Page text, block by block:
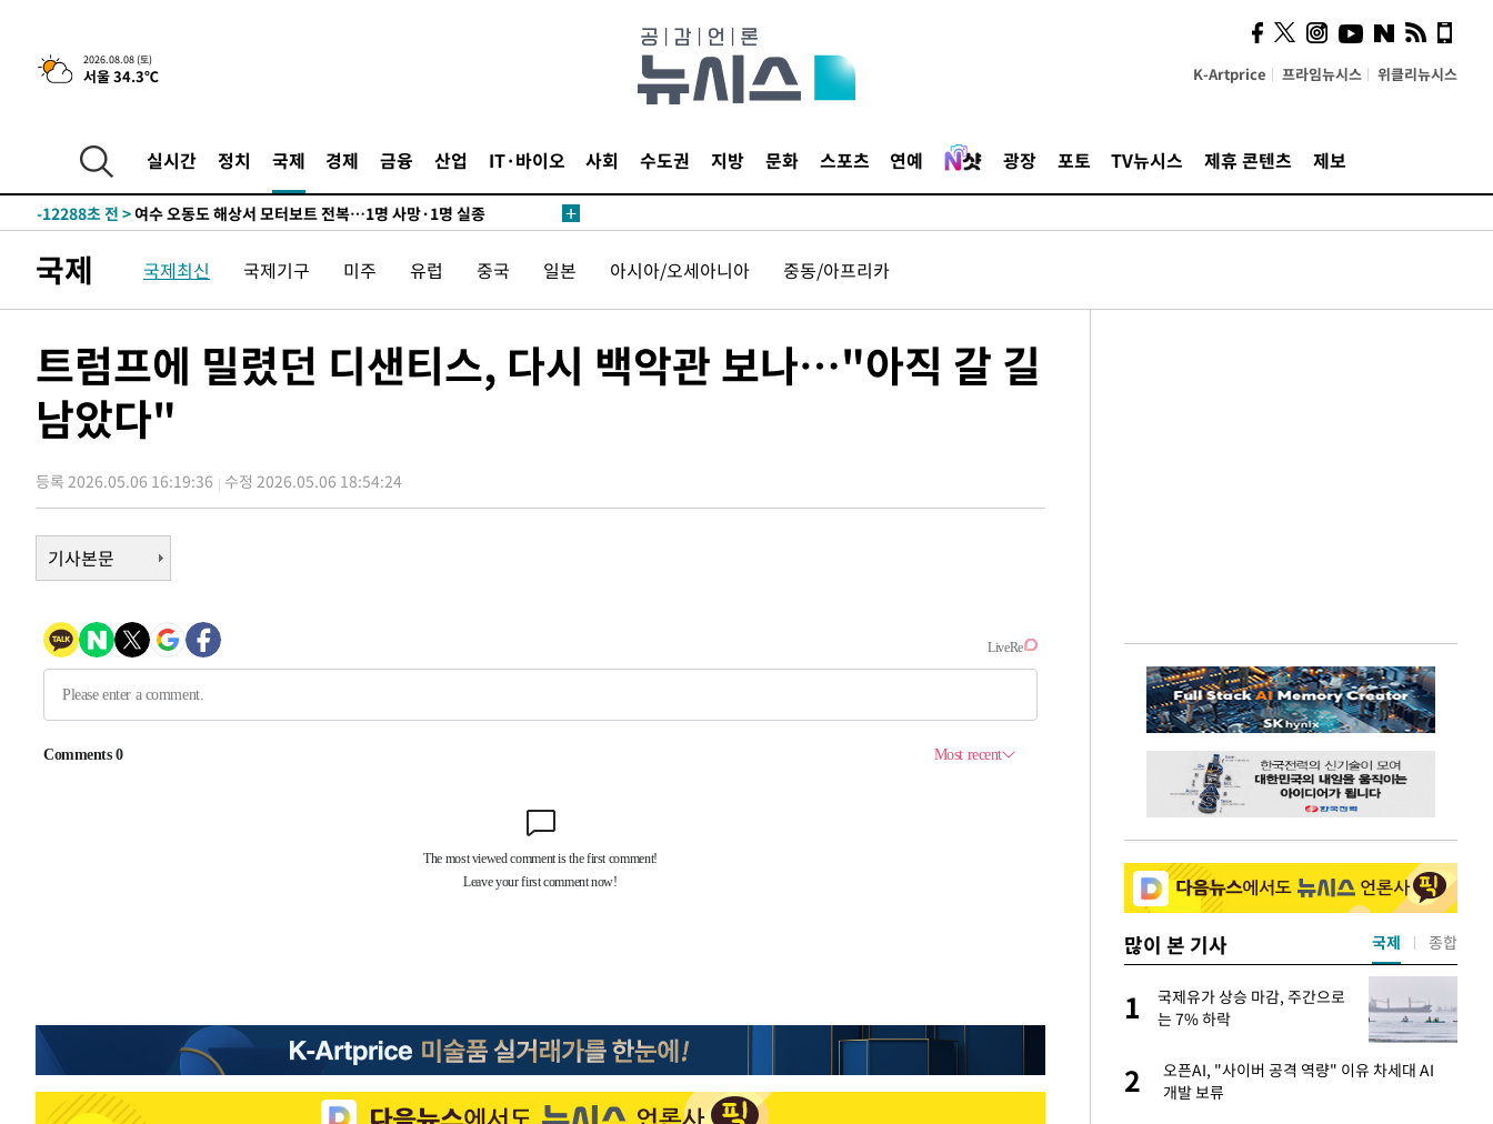
2026.08.08 (토)
서울 34.3℃ K-Artprice 프라임뉴시스 위클리뉴시스
실시간 정치 국제 경제 금융 산업 IT·바이오 사회 수도권 지방 문화 스포츠 연예 광장 포토 TV뉴시스 제휴 콘텐츠 제보
-21561초 전 >강릉에 시간당 81.4㎜ 물폭탄…도로 잠기고 담벼락 붕괴
-17668초 전 >
-12912초 전 >
남자 농구, 나고야 아시안게임서 '홈팀' 일본과 한일전
-12288초 전 >
여수 오동도 해상서 모터보트 전복…1명 사망·1명 실종
-8515초 전 > 극한폭염 한풀 꺾이지만…'낮 최고 35도' 무더위, 열대야 계속[다음
-4050초 전 >
[속보]'압수수색·성접대 논란' 축구협회 "실망과 걱정 안겨드려 죄
송"
2시간 전 >'최고 37도' 폭염 지속…강원동해안 최대 150㎜ 비
-29615초 전 >낮 최고 35도 '무더위'…동해안 시간당 30㎜ '강한 비'[내일날씨]
-28885초 전 >[속보]이강인 "감독님이 원하는 마음 느꼈고, 많은 트로피 원해 아
틀레티코 이적"
-28667초 전 >수도권 40도 육박 '펄펄'…동해안 일부 지역엔 호의주의보
-21581초 전 >
강릉에 시간당 81.4㎜ 물폭탄…도로 잠기고 담벼락 붕괴
-15398초 전 > 선재도서 해루질 나섰다 실종 60대, 닷새 만에 숨진 채 발견
-12308초 전 >여수 오동도 해상서 모터보트 전복…1명 사망·1명 실종
-8535초 전 >극한폭염 한풀 꺾이지만…'낮 최고 35도' 무더위, 열대야 계속[다음
주 날씨]
-4070초 전 >
2시간 전 >
'최고 37도' 폭염 지속…강원동해안 최대 150㎜ 비
국제 국제최신 국제기구 미주 유럽 중국 일본 아시아/오세아니아 중동/아프리카
트럼프에 밀렸던 디샌티스, 다시 백악관 보나…"아직 갈 길
남았다"
등록 2026.05.06 16:19:36 수정 2026.05.06 18:54:24
기사본문
많이 본 기사
써보니
2
오세훈 "용산공원 아파트, 노무현·문재인 철
학 뒤집는 것"
1
국제유가 상승 마감, 주간으로
는 7% 하락
2
오픈AI, "사이버 공격 역량" 이유 차세대 AI
개발 보류
국제 종합